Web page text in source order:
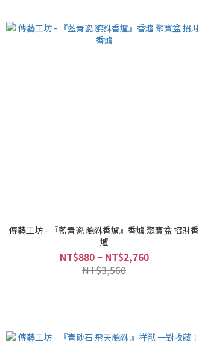
傳藝工坊 - 『藍青瓷 貔貅香爐』香爐 聚寶盆 招財香
爐
NT$880 ~ NT$2,760
NT$3,560